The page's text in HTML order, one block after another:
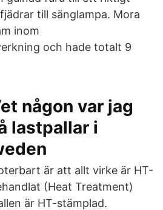
till sänglampa. Mora
inom
och hade totalt 9
någon var jag
lastpallar i
är att allt virke är HT-
(Heat Treatment)
är HT-stämplad.